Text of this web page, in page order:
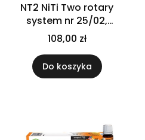
NT2 NiTi Two rotary
system nr 25/02,
25mm, 6 szt.
108,00 zł
Do koszyka